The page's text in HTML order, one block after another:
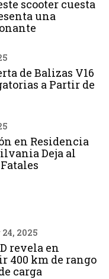
scooter cuesta
una
de Balizas V16
a Partir de
en Residencia
Deja al
24, 2025
revela en
400 km de rango
carga